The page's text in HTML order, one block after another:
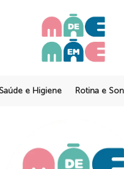
Saúde e Higiene Rotina e